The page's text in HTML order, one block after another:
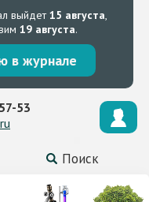
выйдет15 августа,
19 августа.
в журнале
Поиск
53